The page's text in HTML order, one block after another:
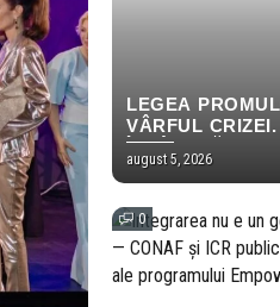
LEGEA
VÂRFUL
august 5, 2026
0